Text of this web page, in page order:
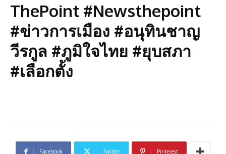
ThePoint #Newsthepoint
#ข่าวการเมือง #อนุทินชาญ
วีรกูล #ภูมิใจไทย #ยุบสภา
#เลือกตั้ง
Facebook Twitter Pinterest